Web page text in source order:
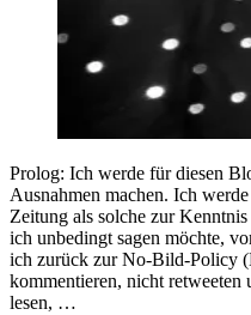
Prolog: Ich werde für diesen
Ausnahmen machen. Ich
Zeitung als solche zur
ich unbedingt sagen möchte,
ich zurück zur No-Bild-Policy
kommentieren, nicht retweeten
lesen, …